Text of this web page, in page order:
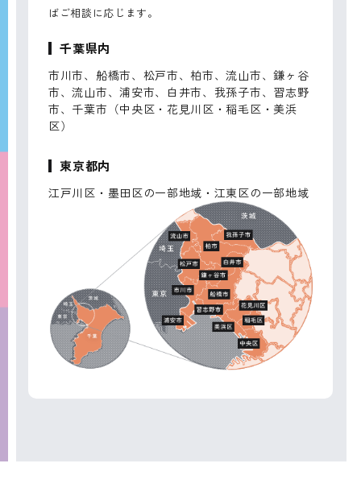
ばご相談に応じます。
千葉県内
市川市、船橋市、松戸市、柏市、流山市、鎌ヶ谷
市、流山市、浦安市、白井市、我孫子市、習志野
市、千葉市（中央区・花見川区・稲毛区・美浜
区）
東京都内
江戸川区・墨田区の一部地域・江東区の一部地域